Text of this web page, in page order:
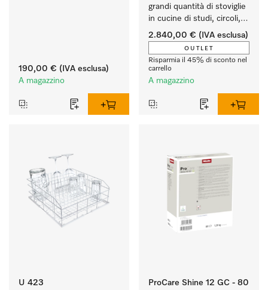
190,00 € (IVA esclusa)
A magazzino
grandi quantità di stoviglie
in cucine di studi, circoli,
uffici ecc.
2.840,00 € (IVA esclusa)
OUTLET
Risparmia il 45% di sconto nel
carrello
A magazzino
U 423
ProCare Shine 12 GC - 80